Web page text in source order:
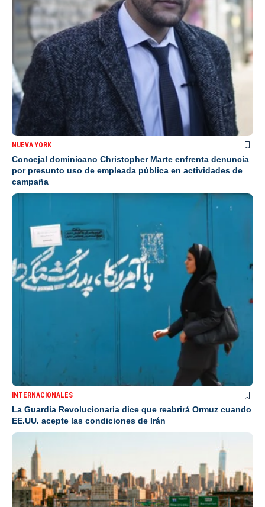
NUEVA YORK
Concejal dominicano Christopher Marte enfrenta denuncia
por presunto uso de empleada pública en actividades de
campaña
INTERNACIONALES
La Guardia Revolucionaria dice que reabrirá Ormuz cuando
EE.UU. acepte las condiciones de Irán